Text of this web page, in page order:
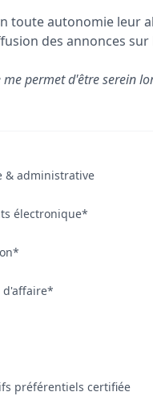
toute autonomie leur
des annonces
permet d'être serein
& administrative
électronique*
d'affaire*
préférentiels certifiée